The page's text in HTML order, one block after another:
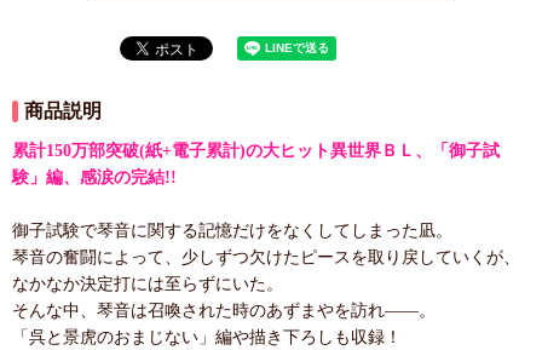
商品説明
累計150万部突破(紙+電子累計)の大ヒット異世界ＢＬ、「御子試
験」編、感涙の完結!!
御子試験で琴音に関する記憶だけをなくしてしまった凪。
琴音の奮闘によって、少しずつ欠けたピースを取り戻していくが、
なかなか決定打には至らずにいた。
そんな中、琴音は召喚された時のあずまやを訪れ――。
「呉と景虎のおまじない」編や描き下ろしも収録！